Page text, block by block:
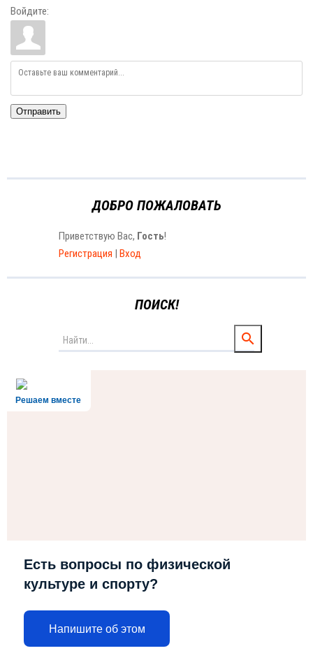
Войдите:
Отправить
ДОБРО ПОЖАЛОВАТЬ
Приветствую Вас, Гость!
Регистрация | Вход
ПОИСК!
Решаем вместе
Есть вопросы по физической
культуре и спорту?
Напишите об этом